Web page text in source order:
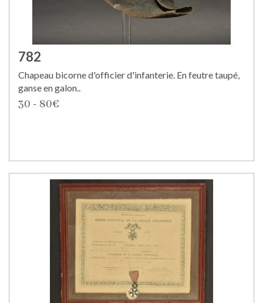
782
Chapeau bicorne d'officier d'infanterie. En feutre taupé,
ganse en galon..
30 - 80€